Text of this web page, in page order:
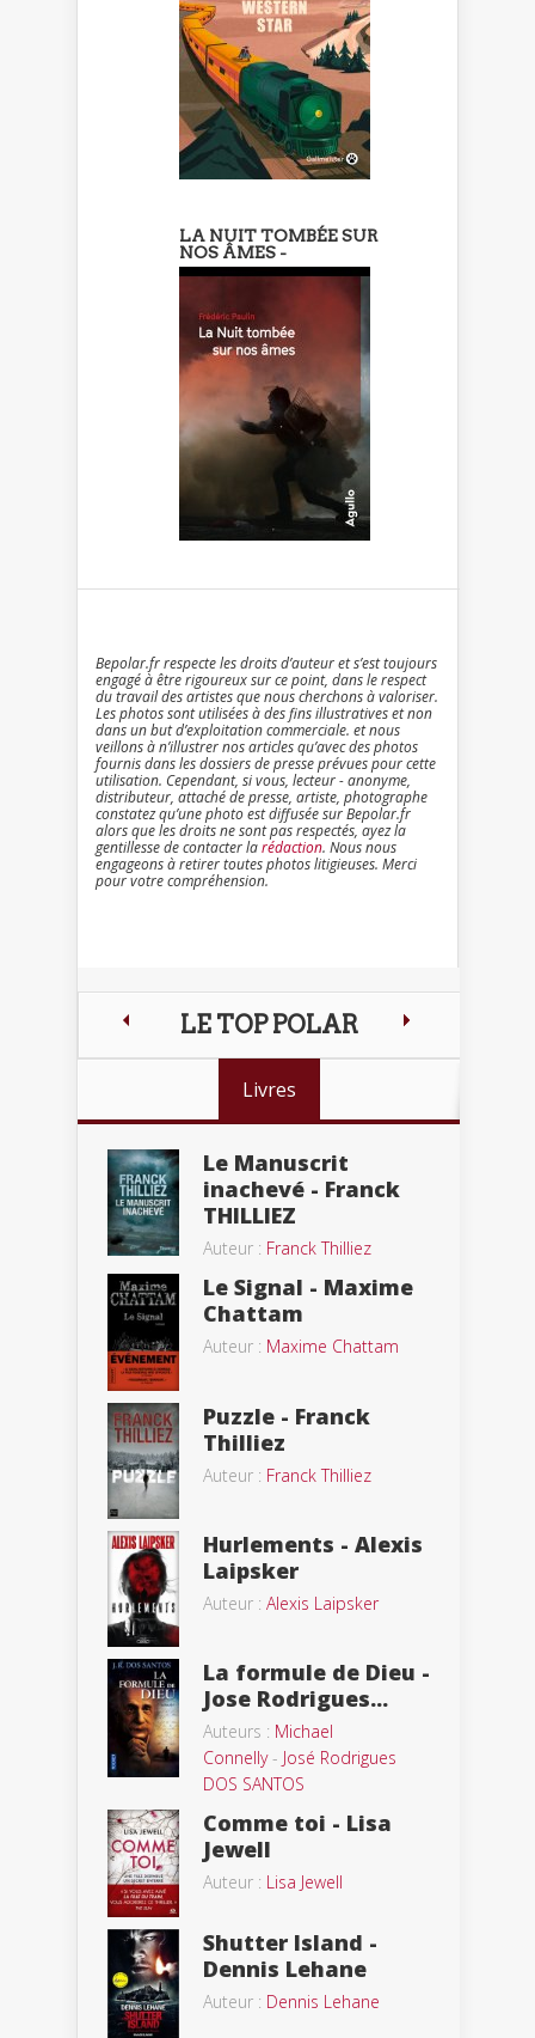
LA NUIT TOMBÉE SUR
NOS ÂMES -
Bepolar.fr respecte les droits d’auteur et s’est toujours
engagé à être rigoureux sur ce point, dans le respect
du travail des artistes que nous cherchons à valoriser.
Les photos sont utilisées à des fins illustratives et non
dans un but d’exploitation commerciale. et nous
veillons à n’illustrer nos articles qu’avec des photos
fournis dans les dossiers de presse prévues pour cette
utilisation. Cependant, si vous, lecteur - anonyme,
distributeur, attaché de presse, artiste, photographe
constatez qu’une photo est diffusée sur Bepolar.fr
alors que les droits ne sont pas respectés, ayez la
gentillesse de contacter larédaction. Nous nous
engageons à retirer toutes photos litigieuses. Merci
pour votre compréhension.
LE TOP POLAR
Livres
Le Manuscrit
inachevé - Franck
THILLIEZ
Auteur : Franck Thilliez
Le Signal - Maxime
Chattam
Auteur : Maxime Chattam
Puzzle - Franck
Thilliez
Auteur : Franck Thilliez
Hurlements - Alexis
Laipsker
Auteur : Alexis Laipsker
La formule de Dieu -
Jose Rodrigues...
Auteurs : Michael
Connelly- José Rodrigues
DOS SANTOS
Comme toi - Lisa
Jewell
Auteur : Lisa Jewell
Shutter Island -
Dennis Lehane
Auteur : Dennis Lehane